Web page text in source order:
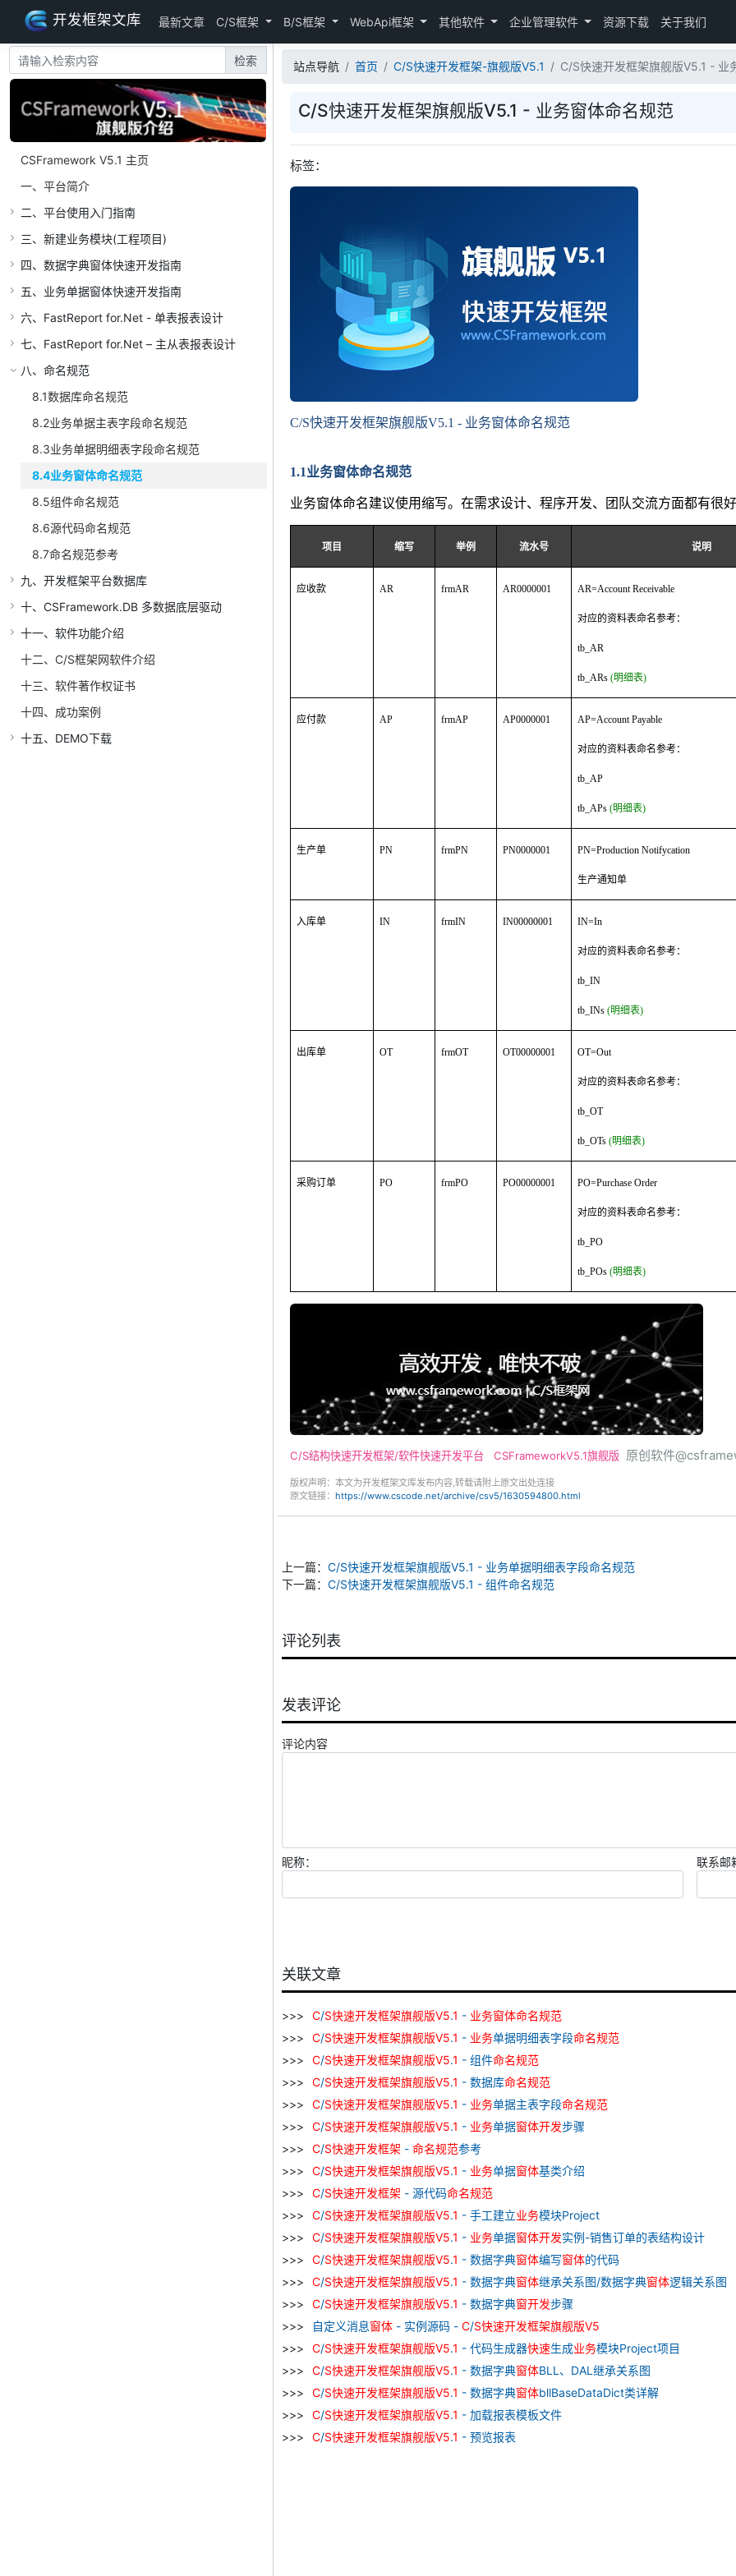
开发框架文库 最新文章 C/S框架 B/S框架 WebApi框架 其他软件 企业管理软件 资源下载 关于我们
检索
CSFramework V5.1 主页
一、平台简介
二、平台使用入门指南
三、新建业务模块(工程项目)
四、数据字典窗体快速开发指南
五、业务单据窗体快速开发指南
六、FastReport for.Net - 单表报表设计
七、FastReport for.Net – 主从表报表设计
八、命名规范
8.1数据库命名规范
8.2业务单据主表字段命名规范
8.3业务单据明细表字段命名规范
8.4业务窗体命名规范
8.5组件命名规范
8.6源代码命名规范
8.7命名规范参考
九、开发框架平台数据库
十、CSFramework.DB 多数据底层驱动
十一、软件功能介绍
十二、C/S框架网软件介绍
十三、软件著作权证书
十四、成功案例
十五、DEMO下载
站点导航 首页 C/S快速开发框架-旗舰版V5.1 C/S快速开发框架旗舰版V5.1 - 业
C/S快速开发框架旗舰版V5.1 - 业务窗体命名规范
标签：
C/S快速开发框架旗舰版V5.1 - 业务窗体命名规范
1.1业务窗体命名规范
业务窗体命名建议使用缩写。在需求设计、程序开发、团队交流方面都有很好
项目 缩写 举例 流水号 说明
应收款 AR frmAR AR0000001 AR=Account Receivable
对应的资料表命名参考：
tb_AR
tb_ARs (明细表)
应付款 AP frmAP AP0000001 AP=Account Payable
对应的资料表命名参考：
tb_AP
tb_APs (明细表)
生产单 PN frmPN PN0000001 PN=Production Notifycation
生产通知单
入库单 IN frmIN IN00000001 IN=In
对应的资料表命名参考：
tb_IN
tb_INs (明细表)
出库单 OT frmOT OT00000001 OT=Out
对应的资料表命名参考：
tb_OT
tb_OTs (明细表)
采购订单 PO frmPO PO00000001 PO=Purchase Order
对应的资料表命名参考：
tb_PO
tb_POs (明细表)
C/S结构快速开发框架/软件快速开发平台 CSFrameworkV5.1旗舰版 原创软件
版权声明：本文为开发框架文库发布内容,转载请附上原文出处连接
原文链接： https://www.cscode.net/archive/csv5/1630594800.html
上一篇： C/S快速开发框架旗舰版V5.1 - 业务单据明细表字段命名规范
下一篇： C/S快速开发框架旗舰版V5.1 - 组件命名规范
评论列表
发表评论
评论内容
昵称： 联系邮
关联文章
C/S快速开发框架旗舰版V5.1 - 业务窗体命名规范
C/S快速开发框架旗舰版V5.1 - 业务单据明细表字段命名规范
C/S快速开发框架旗舰版V5.1 - 组件命名规范
C/S快速开发框架旗舰版V5.1 - 数据库命名规范
C/S快速开发框架旗舰版V5.1 - 业务单据主表字段命名规范
C/S快速开发框架旗舰版V5.1 - 业务单据窗体开发步骤
C/S快速开发框架 - 命名规范参考
C/S快速开发框架旗舰版V5.1 - 业务单据窗体基类介绍
C/S快速开发框架 - 源代码命名规范
C/S快速开发框架旗舰版V5.1 - 手工建立业务模块Project
C/S快速开发框架旗舰版V5.1 - 业务单据窗体开发实例-销售订单的表结构设计
C/S快速开发框架旗舰版V5.1 - 数据字典窗体编写窗体的代码
C/S快速开发框架旗舰版V5.1 - 数据字典窗体继承关系图/数据字典窗体逻辑关系图
C/S快速开发框架旗舰版V5.1 - 数据字典窗开发步骤
自定义消息窗体 - 实例源码 - C/S快速开发框架旗舰版V5
C/S快速开发框架旗舰版V5.1 - 代码生成器快速生成业务模块Project项目
C/S快速开发框架旗舰版V5.1 - 数据字典窗体BLL、DAL继承关系图
C/S快速开发框架旗舰版V5.1 - 数据字典窗体bllBaseDataDict类详解
C/S快速开发框架旗舰版V5.1 - 加载报表模板文件
C/S快速开发框架旗舰版V5.1 - 预览报表